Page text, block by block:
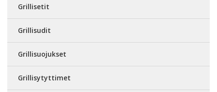
Grillisetit
Grillisudit
Grillisuojukset
Grillisytyttimet